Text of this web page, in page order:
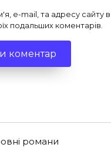
e-mail, та адресу сайту
подальших коментарів.
романи